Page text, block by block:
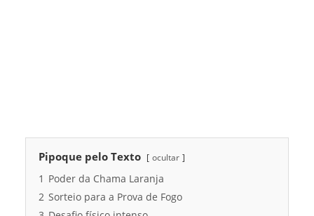
Pipoque pelo Texto ocultar
1 Poder da Chama Laranja
2 Sorteio para a Prova de Fogo